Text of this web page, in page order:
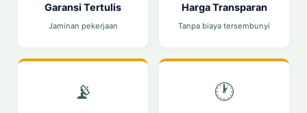
Garansi Tertulis
Jaminan pekerjaan
Harga Transparan
Tanpa biaya tersembunyi
📡 🕐